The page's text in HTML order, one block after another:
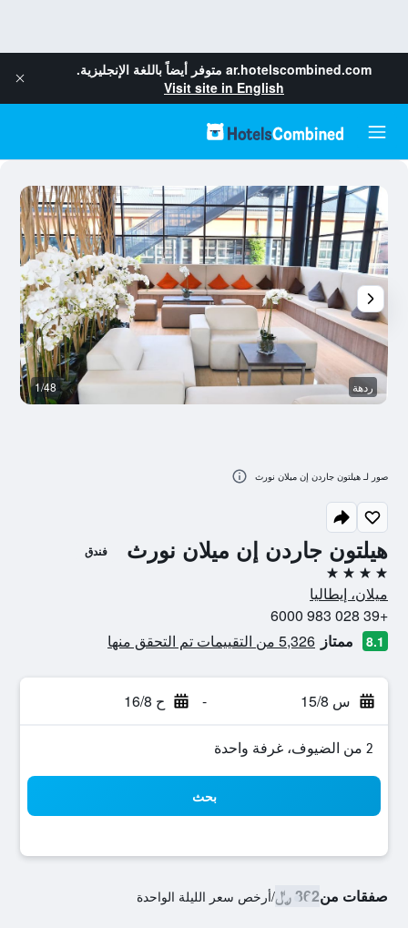
ar.hotelscombined.com متوفر أيضاً باللغة الإنجليزية.
Visit site in English
هيلتون جاردن إن ميلان نورث فندق
4 نجوم
ميلان، إيطاليا
+39 028 983 6000
8.1 ممتاز 5,326 من التقييمات تم التحقق منها
س 15/8 - ح 16/8
2 من الضيوف، غرفة واحدة
بحث
صفقات من362 ﷼ /أرخص سعر الليلة الواحدة
ردهة 1/48
صور لـ هيلتون جاردن إن ميلان نورث